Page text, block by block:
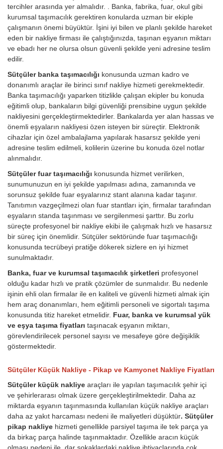
tercihler arasında yer almalıdır. . Banka, fabrika, fuar, okul gibi
kurumsal taşımacılık gerektiren konularda uzman bir ekiple
çalışmanın önemi büyüktür. İşini iyi bilen ve planlı şekilde hareket
eden bir nakliye firması ile çalıştığınızda, taşınan eşyanın miktarı
ve ebadı her ne olursa olsun güvenli şekilde yeni adresine teslim
edilir.
Sütçüler banka taşımacılığı konusunda uzman kadro ve
donanımlı araçlar ile birinci sınıf nakliye hizmeti gerekmektedir.
Banka taşımacılığı yaparken titizlikle çalışan ekipler bu konuda
eğitimli olup, bankaların bilgi güvenliği prensibine uygun şekilde
nakliyesini gerçekleştirmektedirler. Bankalarda yer alan hassas ve
önemli eşyaların nakliyesi özen isteyen bir süreçtir. Elektronik
cihazlar için özel ambalajlama yapılarak hasarsız şekilde yeni
adresine teslim edilmeli, kolilerin üzerine bu konuda özel notlar
alınmalıdır.
Sütçüler fuar taşımacılığı konusunda hizmet verilirken,
sunumunuzun en iyi şekilde yapılması adına, zamanında ve
sorunsuz şekilde fuar eşyalarınız stant alanına kadar taşınır.
Tanıtımın vazgeçilmezi olan fuar stantları için, firmalar tarafından
eşyaların standa taşınması ve sergilenmesi şarttır. Bu zorlu
süreçte profesyonel bir nakliye ekibi ile çalışmak hızlı ve hasarsız
bir süreç için önemlidir. Sütçüler sektöründe fuar taşımacılığı
konusunda tecrübeyi pratiğe dökerek sizlere en iyi hizmet
sunulmaktadır.
Banka, fuar ve kurumsal taşımacılık şirketleri profesyonel
olduğu kadar hızlı ve pratik çözümler de sunmalıdır. Bu nedenle
işinin ehli olan firmalar ile en kaliteli ve güvenli hizmeti almak için
hem araç donanımları, hem eğitimli personeli ve sigortalı taşıma
konusunda titiz hareket etmelidir. Fuar, banka ve kurumsal yük
ve eşya taşıma fiyatları taşınacak eşyanın miktarı,
görevlendirilecek personel sayısı ve mesafeye göre değişiklik
göstermektedir.
Sütçüler Küçük Nakliye - Pikap ve Kamyonet Nakliye Fiyatları
Sütçüler küçük nakliye araçları ile yapılan taşımacılık şehir içi
ve şehirlerarası olmak üzere gerçekleştirilmektedir. Daha az
miktarda eşyanın taşınmasında kullanılan küçük nakliye araçları
daha az yakıt harcaması nedeni ile maliyetleri düşüktür. Sütçüler
pikap nakliye hizmeti genellikle parsiyel taşıma ile tek parça ya
da birkaç parça halinde taşınmaktadır. Özellikle aracın küçük
olması nedeni ile, dar sokaklardaki nakliye ihtiyaçlarında çok